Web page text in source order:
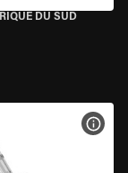
DU SUD